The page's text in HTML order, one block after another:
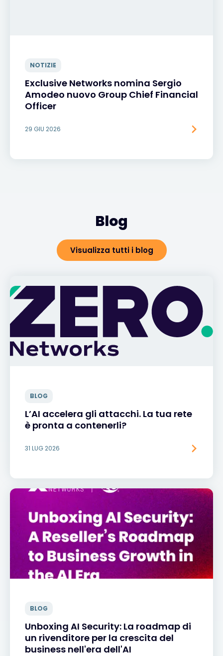
NOTIZIE
Exclusive Networks nomina Sergio
Amodeo nuovo Group Chief Financial
Officer
29 GIU 2026
Blog
Visualizza tutti i blog
BLOG
L’AI accelera gli attacchi. La tua rete
è pronta a contenerli?
31 LUG 2026
BLOG
Unboxing AI Security: La roadmap di
un rivenditore per la crescita del
business nell'era dell'AI